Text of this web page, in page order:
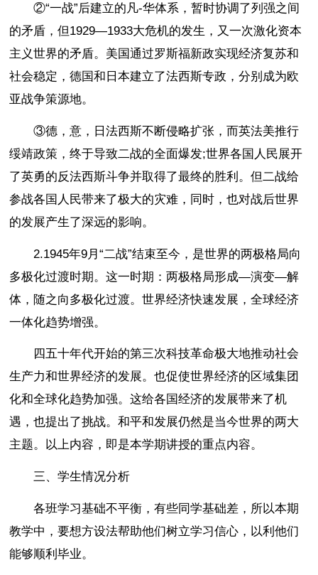
②“一战”后建立的凡-华体系，暂时协调了列强之间
的矛盾，但1929—1933大危机的发生，又一次激化资本
主义世界的矛盾。美国通过罗斯福新政实现经济复苏和
社会稳定，德国和日本建立了法西斯专政，分别成为欧
亚战争策源地。
③德，意，日法西斯不断侵略扩张，而英法美推行
绥靖政策，终于导致二战的全面爆发;世界各国人民展开
了英勇的反法西斯斗争并取得了最终的胜利。但二战给
参战各国人民带来了极大的灾难，同时，也对战后世界
的发展产生了深远的影响。
2.1945年9月“二战”结束至今，是世界的两极格局向
多极化过渡时期。这一时期：两极格局形成—演变—解
体，随之向多极化过渡。世界经济快速发展，全球经济
一体化趋势增强。
四五十年代开始的第三次科技革命极大地推动社会
生产力和世界经济的发展。也促使世界经济的区域集团
化和全球化趋势加强。这给各国经济的发展带来了机
遇，也提出了挑战。和平和发展仍然是当今世界的两大
主题。以上内容，即是本学期讲授的重点内容。
三、学生情况分析
各班学习基础不平衡，有些同学基础差，所以本期
教学中，要想方设法帮助他们树立学习信心，以利他们
能够顺利毕业。